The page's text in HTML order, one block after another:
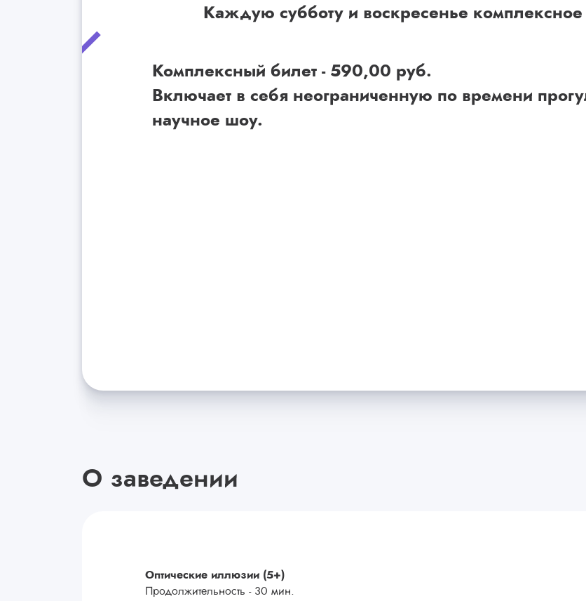
Каждую субботу и воскресенье
Комплексный билет - 590,00 руб.
Включает в себя неограниченную по времени
научное шоу.
О заведении
Оптические иллюзии (5+)
Продолжительность - 30 мин.